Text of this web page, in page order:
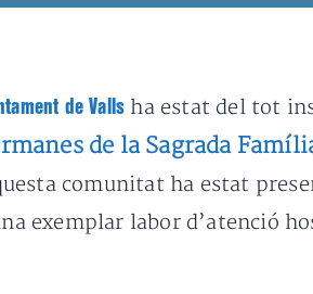
de Valls ha estat del tot
de la Sagrada
comunitat ha estat
exemplar labor d’atenció